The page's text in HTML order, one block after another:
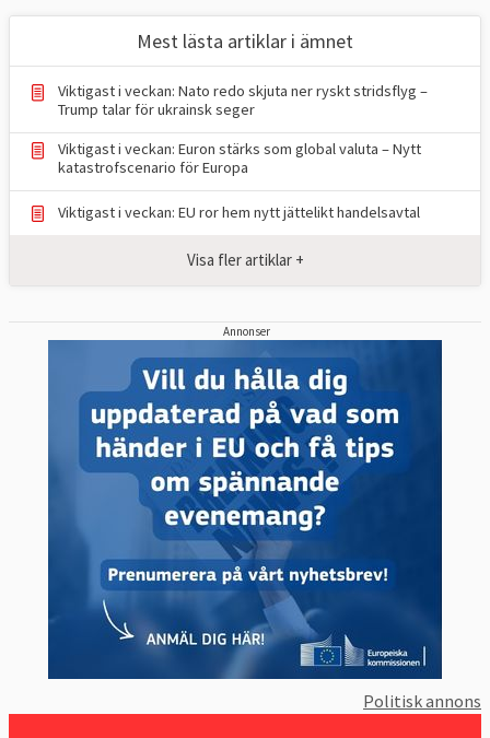
Mest lästa artiklar i ämnet
Viktigast i veckan: Nato redo skjuta ner ryskt stridsflyg –
Trump talar för ukrainsk seger
Viktigast i veckan: Euron stärks som global valuta – Nytt
katastrofscenario för Europa
Viktigast i veckan: EU ror hem nytt jättelikt handelsavtal
Visa fler artiklar +
Annonser
Politisk annons